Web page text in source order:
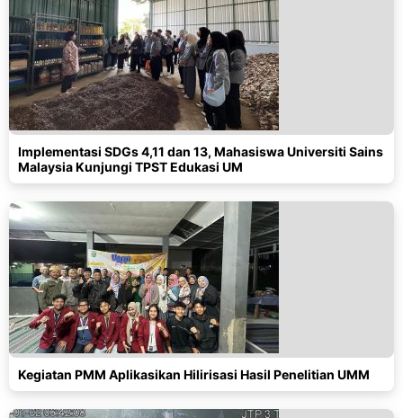
Implementasi SDGs 4,11 dan 13, Mahasiswa Universiti Sains
Malaysia Kunjungi TPST Edukasi UM
Kegiatan PMM Aplikasikan Hilirisasi Hasil Penelitian UMM